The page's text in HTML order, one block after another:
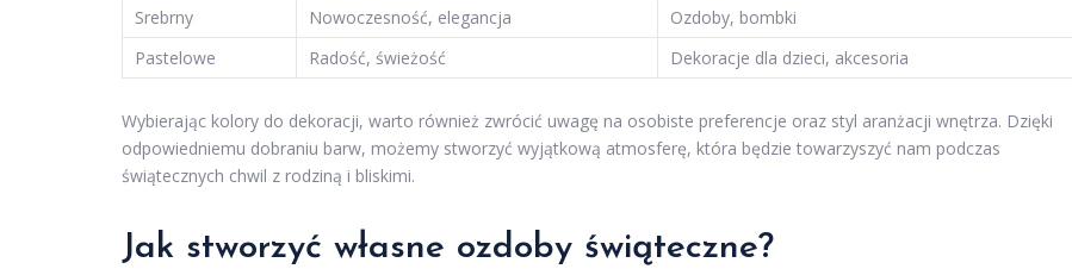
Srebrny
Nowoczesność, elegancja
Ozdoby, bombki
Pastelowe
Radość, świeżość Dekoracje dla dzieci, akcesoria
Wybierając kolory do dekoracji, warto również zwrócić uwagę na osobiste preferencje oraz styl aranżacji wnętrza. Dzięki
odpowiedniemu dobraniu barw, możemy stworzyć wyjątkową atmosferę, która będzie towarzyszyć nam podczas
świątecznych chwil z rodziną i bliskimi.
Jak stworzyć własne ozdoby świąteczne?